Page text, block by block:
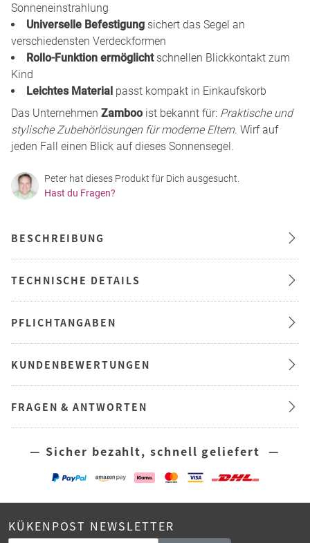
Sonneneinstrahlung
Universelle Befestigung sichert das Segel an
verschiedensten Verdeckformen
Rollo-Funktion ermöglichtschnellen Blickkontakt zum
Kind
Leichtes Material passt kompakt in Einkaufskorb
Das Unternehmen Zamboo ist bekannt für: Praktische und
stylische Zubehörlösungen für moderne Eltern. Wirf auf
jeden Fall einen Blick auf dieses Sonnensegel.
Peter hat dieses Produkt für Dich ausgesucht.
Hast du Fragen?
BESCHREIBUNG
TECHNISCHE DETAILS
PFLICHTANGABEN
KUNDENBEWERTUNGEN
FRAGEN & ANTWORTEN
— Sicher bezahlt, schnell geliefert —
KÜKENPOST NEWSLETTER